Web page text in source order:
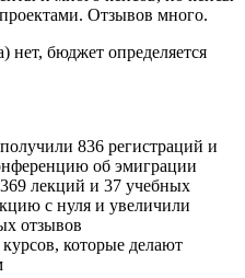
Отзывов много.
нет, бюджет определяется
836 регистраций и
об эмиграции
лекций и 37 учебных
с нуля и увеличили
отзывов
которые делают